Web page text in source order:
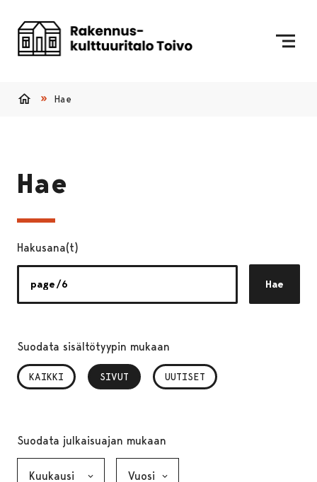
Hae
Hae
Hakusana(t)
Hae
Suodata sisältötyypin mukaan
KAIKKI SIVUT
, VALITTU UUTISET
Suodata julkaisuajan mukaan